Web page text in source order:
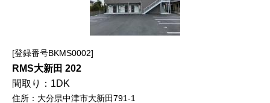
登録番号BKMS0002
RMS大新田 202
1DK
大分県中津市大新田791-1